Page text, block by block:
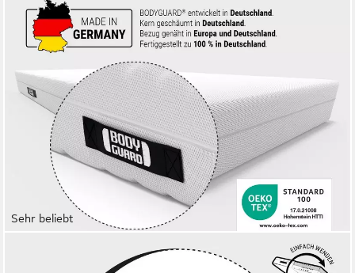
Sehr beliebt
Kaltschaummatratze BODYGUARD Anti-Kartell-Matratze, 18.5